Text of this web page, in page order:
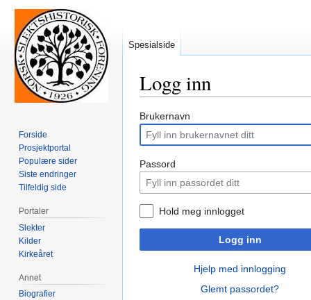
Logg inn
Hopp
navigering
Hopp
søk
Brukernavn
Passord
Hold meg innlogget
Logg inn
Hjelp med innlogging
Glemt passordet?
Spesialside
Forside
Prosjektportal
Populære sider
Siste endringer
Tilfeldig side
Portaler
Slekter
Kilder
Kirkeåret
Annet
Biografier